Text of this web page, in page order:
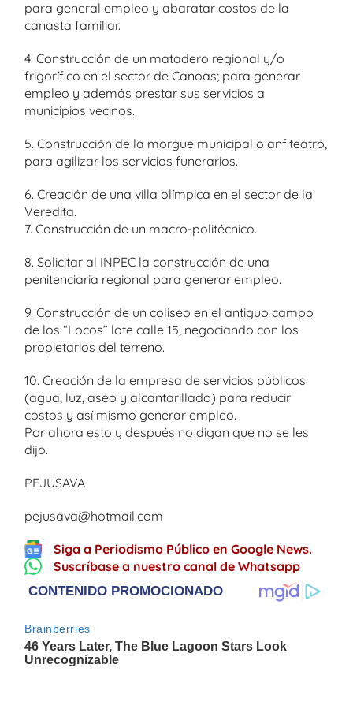
para general empleo y abaratar costos de la
canasta familiar.
4. Construcción de un matadero regional y/o
frigorífico en el sector de Canoas; para generar
empleo y además prestar sus servicios a
municipios vecinos.
5. Construcción de la morgue municipal o anfiteatro,
para agilizar los servicios funerarios.
6. Creación de una villa olímpica en el sector de la
Veredita.
7. Construcción de un macro-politécnico.
8. Solicitar al INPEC la construcción de una
penitenciaria regional para generar empleo.
9. Construcción de un coliseo en el antiguo campo
de los “Locos” lote calle 15, negociando con los
propietarios del terreno.
10. Creación de la empresa de servicios públicos
(agua, luz, aseo y alcantarillado) para reducir
costos y así mismo generar empleo.
Por ahora esto y después no digan que no se les
dijo.
PEJUSAVA
pejusava@hotmail.com
Siga a Periodismo Público en Google News.
Suscríbase a nuestro canal de Whatsapp